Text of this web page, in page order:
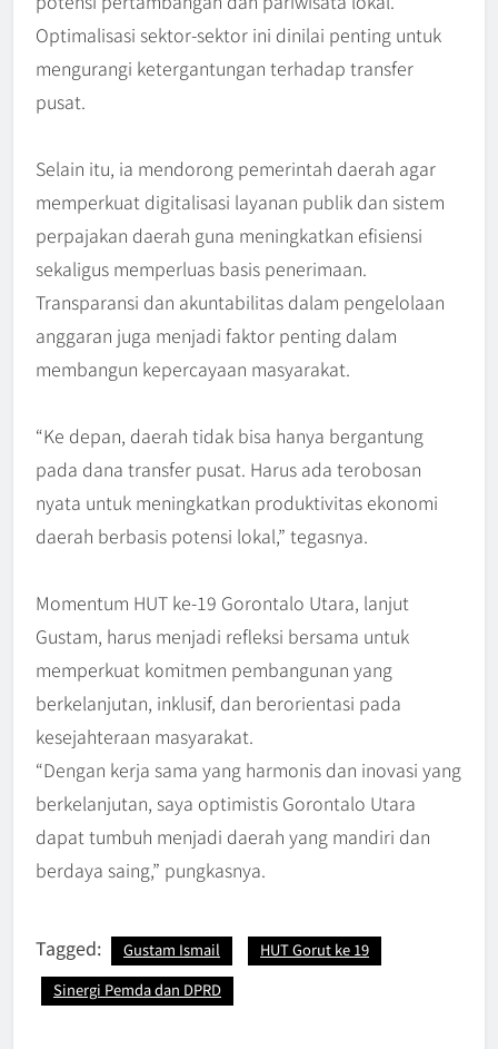
Optimalisasi sektor-sektor ini dinilai penting untuk
mengurangi ketergantungan terhadap transfer
pusat.
Selain itu, ia mendorong pemerintah daerah agar
memperkuat digitalisasi layanan publik dan sistem
perpajakan daerah guna meningkatkan efisiensi
sekaligus memperluas basis penerimaan.
Transparansi dan akuntabilitas dalam pengelolaan
anggaran juga menjadi faktor penting dalam
membangun kepercayaan masyarakat.
“Ke depan, daerah tidak bisa hanya bergantung
pada dana transfer pusat. Harus ada terobosan
nyata untuk meningkatkan produktivitas ekonomi
daerah berbasis potensi lokal,” tegasnya.
Momentum HUT ke-19 Gorontalo Utara, lanjut
Gustam, harus menjadi refleksi bersama untuk
memperkuat komitmen pembangunan yang
berkelanjutan, inklusif, dan berorientasi pada
kesejahteraan masyarakat.
“Dengan kerja sama yang harmonis dan inovasi yang
berkelanjutan, saya optimistis Gorontalo Utara
dapat tumbuh menjadi daerah yang mandiri dan
berdaya saing,” pungkasnya.
Tagged: Gustam Ismail
HUT Gorut ke 19
Sinergi Pemda dan DPRD